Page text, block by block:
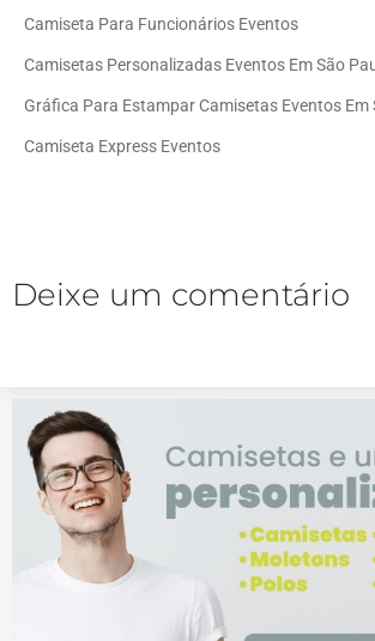
Camiseta Para Funcionários Eventos
Camisetas Personalizadas Eventos Em São
Gráfica Para Estampar Camisetas Eventos Em
Camiseta Express Eventos
Deixe um comentário